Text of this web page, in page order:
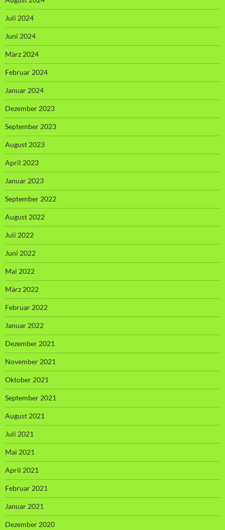
Juli 2024
Juni 2024
März 2024
Februar 2024
Januar 2024
Dezember 2023
September 2023
August 2023
April 2023
Januar 2023
September 2022
August 2022
Juli 2022
Juni 2022
Mai 2022
März 2022
Februar 2022
Januar 2022
Dezember 2021
November 2021
Oktober 2021
September 2021
August 2021
Juli 2021
Mai 2021
April 2021
Februar 2021
Januar 2021
Dezember 2020